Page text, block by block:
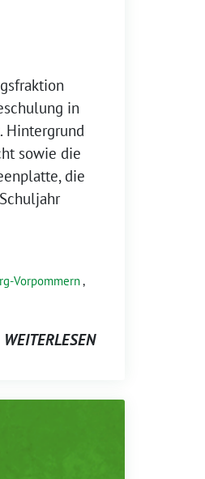
in
Hintergrund
sowie die
die
Vorpommern,
WEITERLESEN